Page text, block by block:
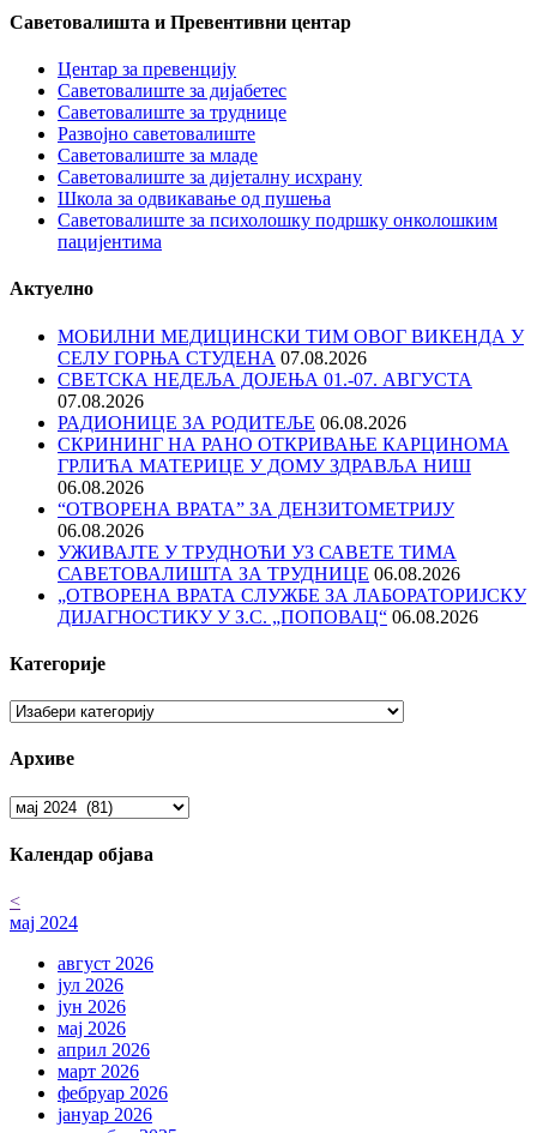
Саветовалишта и Превентивни центар
Центар за превенцију
Саветовалиште за дијабетес
Саветовалиште за труднице
Развојно саветовалиште
Саветовалиште за младе
Саветовалиште за дијеталну исхрану
Школа за одвикавање од пушења
Саветовалиште за психолошку подршку онколошким
пацијентима
Актуелно
МОБИЛНИ МЕДИЦИНСКИ ТИМ ОВОГ ВИКЕНДА У
СЕЛУ ГОРЊА СТУДЕНА 07.08.2026
СВЕТСКА НЕДЕЉА ДОЈЕЊА 01.-07. АВГУСТА
07.08.2026
РАДИОНИЦЕ ЗА РОДИТЕЉЕ 06.08.2026
СКРИНИНГ НА РАНО ОТКРИВАЊЕ КАРЦИНОМА
ГРЛИЋА МАТЕРИЦЕ У ДОМУ ЗДРАВЉА НИШ
06.08.2026
“ОТВОРЕНА ВРАТА” ЗА ДЕНЗИТОМЕТРИЈУ
06.08.2026
УЖИВАЈТЕ У ТРУДНОЋИ УЗ САВЕТЕ ТИМА
САВЕТОВАЛИШТА ЗА ТРУДНИЦЕ 06.08.2026
„ОТВОРЕНА ВРАТА СЛУЖБЕ ЗА ЛАБОРАТОРИЈСКУ
ДИЈАГНОСТИКУ У З.С. „ПОПОВАЦ“ 06.08.2026
Категорије
Категорије
Архиве
Архиве
Календар објава
<
мај 2024
август 2026
јул 2026
јун 2026
мај 2026
април 2026
март 2026
фебруар 2026
јануар 2026